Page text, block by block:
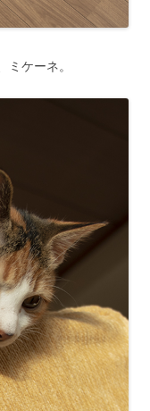
ミケーネ。